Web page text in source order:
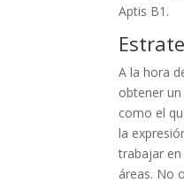
Aptis B1.
A la hora
obtener
como el
la
trabajar
áreas. No